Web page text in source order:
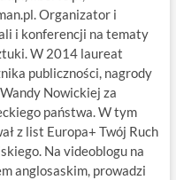
Organizator i
i konferencji na tematy
W 2014 laureat
publiczności, nagrody
Nowickiej za
państwa. W tym
z list Europa+ Twój Ruch
Na videoblogu na
anglosaskim, prowadzi